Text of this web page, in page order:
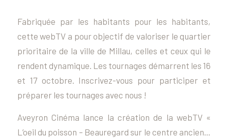
Fabriquée par les habitants pour les habitants,
cette webTV a pour objectif de valoriser le quartier
prioritaire de la ville de Millau, celles et ceux qui le
rendent dynamique. Les tournages démarrent les 16
et 17 octobre. Inscrivez-vous pour participer et
préparer les tournages avec nous !
Aveyron Cinéma lance la création de la webTV «
L’oeil du poisson – Beauregard sur le centre ancien…